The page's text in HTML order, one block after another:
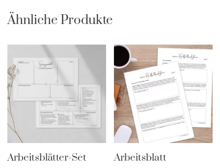
Ähnliche Produkte
Arbeitsblätter-Set
Arbeitsblatt